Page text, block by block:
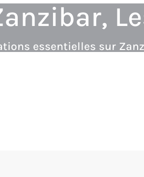
essentielles sur